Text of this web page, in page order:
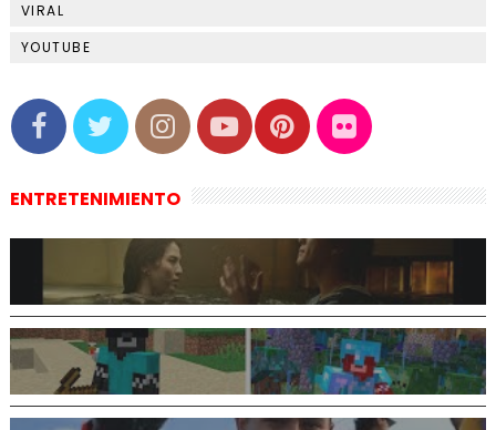
VIRAL
YOUTUBE
ENTRETENIMIENTO